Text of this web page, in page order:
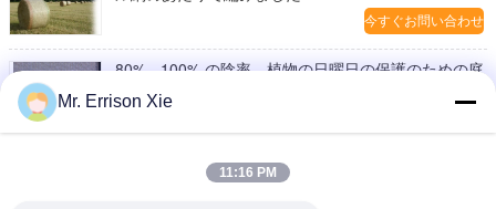
今すぐお問い合わせ
80% - 100% の陰率、植物の日曜日の保護のための庭
装飾的な日光の庭、ベージュ色のための屋外の陰の帆
Mr. Errison Xie
11:16 PM